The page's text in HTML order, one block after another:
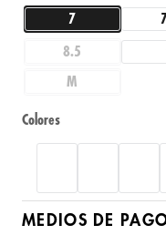
7
8.5
M
Colores
MEDIOS DE